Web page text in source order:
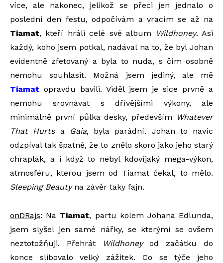
více, ale nakonec, jelikož se přeci jen jednalo o
poslední den festu, odpočívám a vracím se až na
Tiamat, kteří hráli celé své album Wildhoney. Asi
každý, koho jsem potkal, nadával na to, že byl Johan
evidentně zfetovaný a byla to nuda, s čím osobně
nemohu souhlasit. Možná jsem jediný, ale mě
Tiamat opravdu bavili. Viděl jsem je sice prvně a
nemohu srovnávat s dřívějšími výkony, ale
minimálně první půlka desky, především
Whatever
That Hurtsa Gaia, byla parádní. Johan to navíc
odzpíval tak špatně, že to znělo skoro jako jeho starý
chraplák, a i když to nebyl kdovíjaký mega-výkon,
atmosféru, kterou jsem od Tiamat čekal, to mělo.
Sleeping Beautyna závěr taky fajn.
onDRajs: Na Tiamat, partu kolem Johana Edlunda,
jsem slyšel jen samé nářky, se kterými se ovšem
neztotožňuji. Přehrát
Wildhoneyod začátku do
konce slibovalo velký zážitek. Co se týče jeho